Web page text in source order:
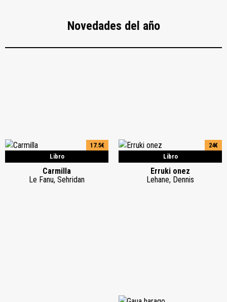
Novedades del año
Libro
17.5€
Carmilla
Le Fanu, Sehridan
Libro
24€
Erruki onez
Lehane, Dennis